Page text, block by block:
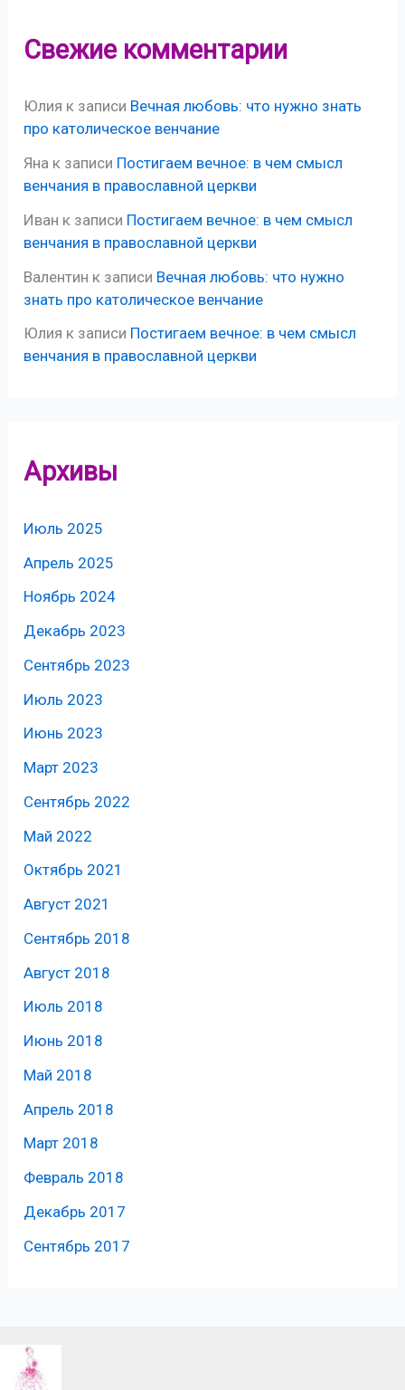
Свежие комментарии
Юлия к записи Вечная любовь: что нужно знать
про католическое венчание
Яна к записи Постигаем вечное: в чем смысл
венчания в православной церкви
Иван к записи Постигаем вечное: в чем смысл
венчания в православной церкви
Валентин к записи Вечная любовь: что нужно
знать про католическое венчание
Юлия к записи Постигаем вечное: в чем смысл
венчания в православной церкви
Архивы
Июль 2025
Апрель 2025
Ноябрь 2024
Декабрь 2023
Сентябрь 2023
Июль 2023
Июнь 2023
Март 2023
Сентябрь 2022
Май 2022
Октябрь 2021
Август 2021
Сентябрь 2018
Август 2018
Июль 2018
Июнь 2018
Май 2018
Апрель 2018
Март 2018
Февраль 2018
Декабрь 2017
Сентябрь 2017